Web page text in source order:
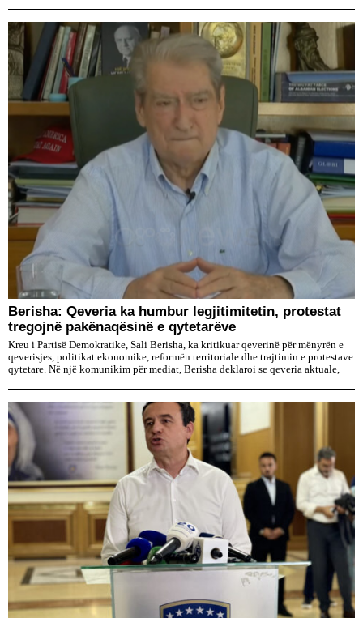
Berisha: Qeveria ka humbur legjitimitetin, protestat
tregojnë pakënaqësinë e qytetarëve
Kreu i Partisë Demokratike, Sali Berisha, ka kritikuar qeverinë për mënyrën e
qeverisjes, politikat ekonomike, reformën territoriale dhe trajtimin e protestave
qytetare. Në një komunikim për mediat, Berisha deklaroi se qeveria aktuale,